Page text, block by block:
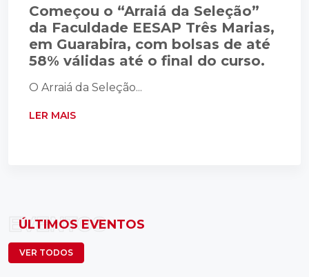
Começou o “Arraiá da Seleção”
da Faculdade EESAP Três Marias,
em Guarabira, com bolsas de até
58% válidas até o final do curso.
O Arraiá da Seleção...
LER MAIS
ÚLTIMOS EVENTOS
EVENTOS
VER TODOS